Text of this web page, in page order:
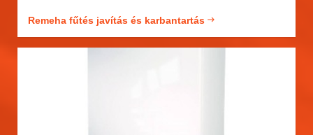
Remeha fűtés javítás és karbantartás